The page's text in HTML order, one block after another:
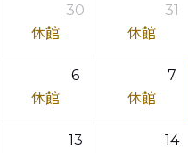
30
休館
31
休館
6
休館
7
休館
13
14